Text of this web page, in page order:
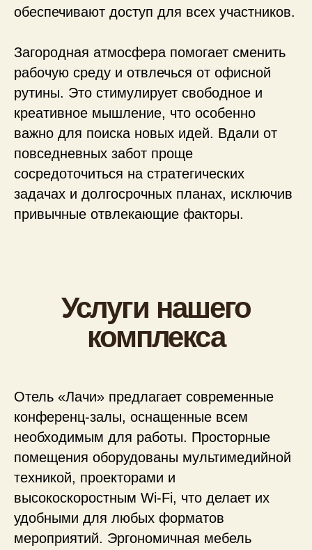
обеспечивают доступ для всех участников.
Загородная атмосфера помогает сменить
рабочую среду и отвлечься от офисной
рутины. Это стимулирует свободное и
креативное мышление, что особенно
важно для поиска новых идей. Вдали от
повседневных забот проще
сосредоточиться на стратегических
задачах и долгосрочных планах, исключив
привычные отвлекающие факторы.
Отель «Лачи» предлагает современные
конференц-залы, оснащенные всем
необходимым для работы. Просторные
помещения оборудованы мультимедийной
техникой, проекторами и
высокоскоростным Wi-Fi, что делает их
удобными для любых форматов
мероприятий. Эргономичная мебель
Как организовать
мероприятие в «Лачи»